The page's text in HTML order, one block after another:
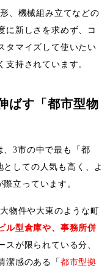
、機械組み立てなどの
に新しさを求めず、コ
タマイズして使いたい
支持されています。
ばす「都市型物
、3市の中で最も「都
しての人気も高く、よ
立っています。
物件や大東のような町
ル型倉庫や、事務所併
スが限られている分、
潔感のある「 都市型拠